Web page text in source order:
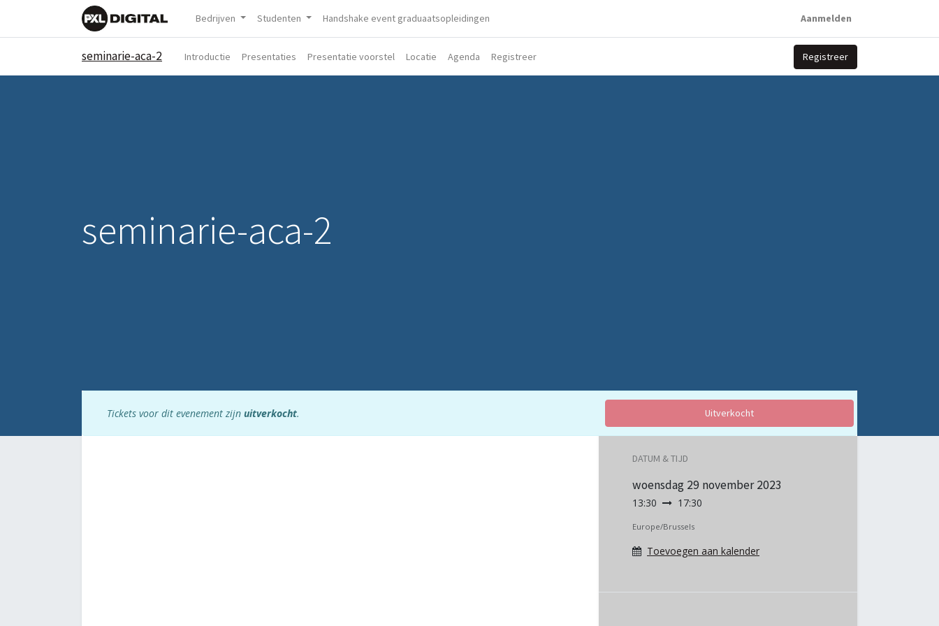
Bedrijven Studenten Handshake event graduaatsopleidingen Aanmelden
seminarie-aca-2 Introductie Presentaties Presentatie voorstel Locatie Agenda Registreer Registreer
seminarie-aca-2
Tickets voor dit evenement zijn uitverkocht. Uitverkocht
DATUM & TIJD
woensdag 29 november 2023
13:30 17:30
Europe/Brussels
Toevoegen aan kalender